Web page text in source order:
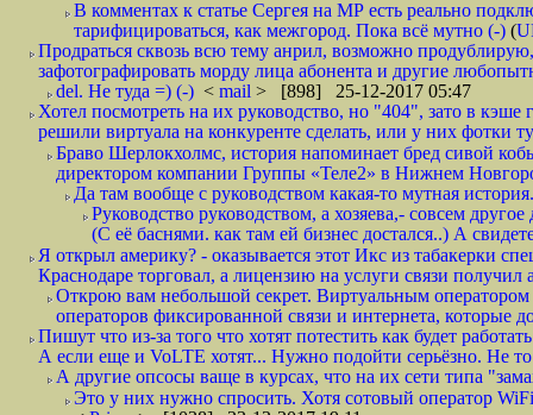
В комментах к статье Сергея на МР есть реально
тарифицироваться, как межгород. Пока всё мутно (-) (
Продраться сквозь всю тему анрил, возможно
зафотографировать морду лица абонента и другие
del. Не туда =) (-) < mail > [898] 25-12-2017 05:47
Хотел посмотреть на их руководство, но "404", зато в
решили виртуала на конкуренте сделать, или у них фотки
Браво Шерлокхолмс, история напоминает бред сивой
директором компании Группы «Теле2» в Нижнем
Да там вообще с руководством какая-то мутная
Руководство руководством, а хозяева,- совсем
(С её баснями. как там ей бизнес достался..) А
Я открыл америку? - оказывается этот Икс из табакерки
Краснодаре торговал, а лицензию на услуги связи получил
Открою вам небольшой секрет. Виртуальным оператором
операторов фиксированной связи и интернета, которые
Пишут что из-за того что хотят потестить как будет
А если еще и VoLTE хотят... Нужно подойти серьёзно. Не
А другие опсосы ваще в курсах, что на их сети типа
Это у них нужно спросить. Хотя сотовый оператор